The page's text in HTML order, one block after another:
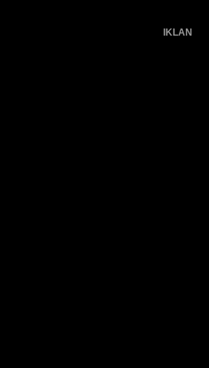
IKLAN